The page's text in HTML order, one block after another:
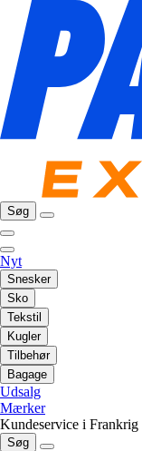
Søg
Nyt
Snesker
Sko
Tekstil
Kugler
Tilbehør
Bagage
Udsalg
Mærker
Kundeservice i Frankrig
Søg